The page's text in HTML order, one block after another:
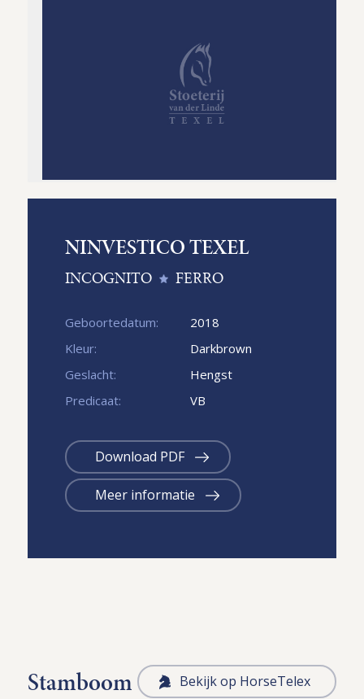
NINVESTICO TEXEL
INCOGNITO FERRO
Geboortedatum:
2018
Kleur:
Darkbrown
Geslacht:
Hengst
Predicaat:
VB
Download PDF
Meer informatie
Stamboom Bekijk op HorseTelex